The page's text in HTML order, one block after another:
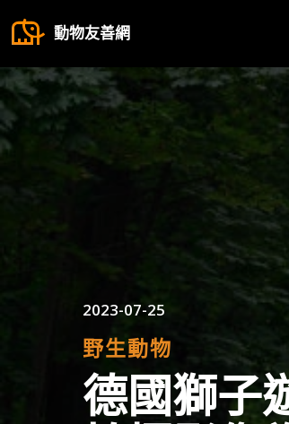
動物友善網
2023-07-25
野生動物
德國獅子